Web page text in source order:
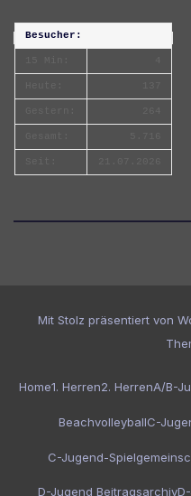
Besucher:
Mit Stolz präsentiert von
Home1. Herren2. HerrenA/B-
BeachvolleyballC-
C-Jugend-
D-Jugend Beitragsarchiv